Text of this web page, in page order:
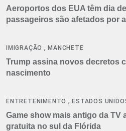
Aeroportos dos EUA têm dia
passageiros são afetados por
IMIGRAÇÃO ,MANCHETE
Trump assina novos decretos
nascimento
ENTRETENIMENTO ,ESTADOS
Game show mais antigo da TV
gratuita no sul da Flórida